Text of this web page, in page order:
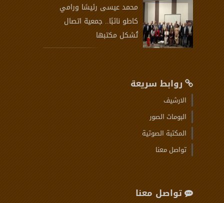
محمد عيسى رئيسًا ورامي
كاطو نائبًا.. جمعية اتصال
تُشكل مكتبها
روابط سريعة
الارشيف
البومات الصور
المكتبة الصوتية
تواصل معنا
تواصل معنا